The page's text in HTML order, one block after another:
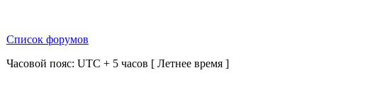
Список форумов
Часовой пояс: UTC + 5 часов [ Летнее время ]